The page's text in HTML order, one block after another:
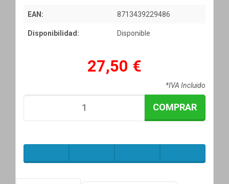
EAN: 8713439229486
Disponibilidad: Disponible
27,50 €
*IVA Incluido
COMPRAR